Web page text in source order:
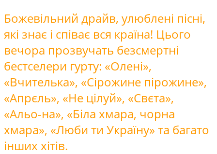
Божевільний драйв, улюблені пісні,
які знає і співає вся країна! Цього
вечора прозвучать безсмертні
бестселери гурту: «Олені»,
«Вчителька», «Сірожине пірожине»,
«Апрєль», «Не цілуй», «Свєта»,
«Альо-на», «Біла хмара, чорна
хмара», «Люби ти Україну» та багато
інших хітів.